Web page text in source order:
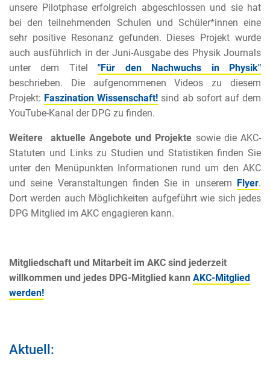
unsere Pilotphase erfolgreich abgeschlossen und sie hat
bei den teilnehmenden Schulen und Schüler*innen eine
sehr positive Resonanz gefunden. Dieses Projekt wurde
auch ausführlich in der Juni-Ausgabe des Physik Journals
unter dem Titel"Für den Nachwuchs in Physik"
beschrieben. Die aufgenommenen Videos zu diesem
Projekt: Faszination Wissenschaft! sind ab sofort auf dem
YouTube-Kanal der DPG zu finden.
Weitere aktuelle Angebote und Projekte sowie die AKC-
Statuten und Links zu Studien und Statistiken finden Sie
unter den Menüpunkten Informationen rund um den AKC
und seine Veranstaltungen finden Sie in unserem
Flyer.
Dort werden auch Möglichkeiten aufgeführt wie sich jedes
DPG Mitglied im AKC engagieren kann.
Mitgliedschaft und Mitarbeit im AKC sind jederzeit
willkommen und jedes DPG-Mitglied kann AKC-Mitglied
werden!
Aktuell: